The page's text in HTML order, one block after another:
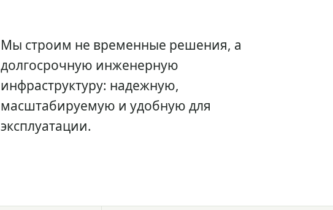
Мы строим не временные решения, а
долгосрочную инженерную
инфраструктуру: надежную,
масштабируемую и удобную для
эксплуатации.